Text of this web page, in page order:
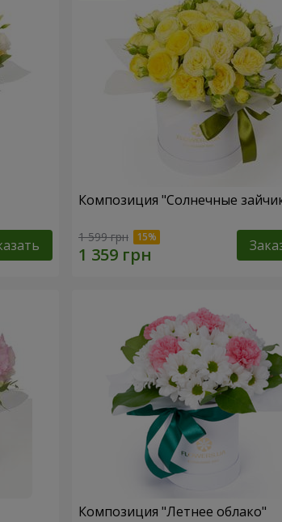
Композиция "Солнечные
1 599 грн
Композиция "Летнее облако"